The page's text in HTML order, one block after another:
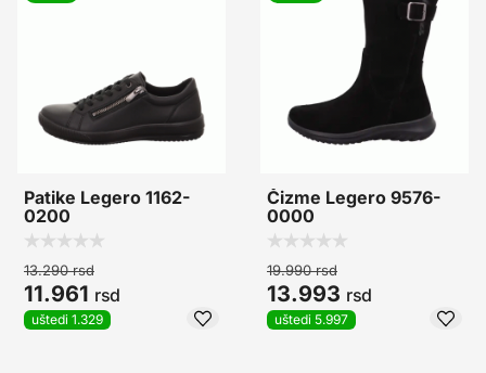
Patike Legero 1162-
0200
13.290rsd
11.961 rsd
uštedi 1.329
Čizme Legero 9576-
0000
19.990rsd
13.993 rsd
uštedi 5.997